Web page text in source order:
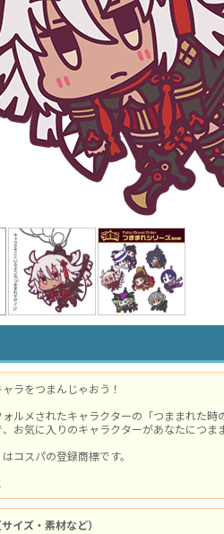
ラをつまんじゃおう！
ォルメされたキャラクターの「つままれた時
、お気に入りのキャラクターがあなたにつま
コスパの登録商標です。
イズ・素材など）